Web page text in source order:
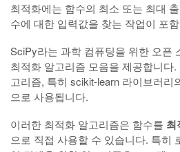
최적화에는 함수의 최소 또는 최대
수에 대한 입력값을 찾는 작업이 포
SciPy라는 과학 컴퓨팅을 위한 오픈
최적화 알고리즘 모음을 제공합니다
고리즘, 특히 scikit-learn 라이브러리
으로 사용됩니다.
이러한 최적화 알고리즘은 함수를 최
으로 직접 사용할 수 있습니다. 특히